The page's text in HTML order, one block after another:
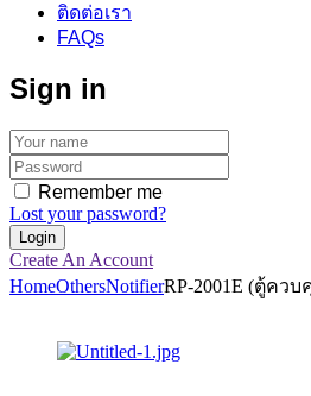
ติดต่อเรา
FAQs
Sign in
Remember me
Lost your password?
Create An Account
HomeOthersNotifierRP-2001E (ตู้คว